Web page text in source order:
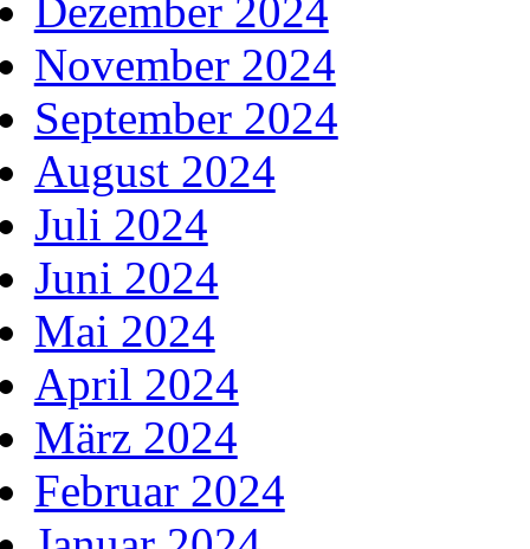
Dezember 2024
November 2024
September 2024
August 2024
Juli 2024
Juni 2024
Mai 2024
April 2024
März 2024
Februar 2024